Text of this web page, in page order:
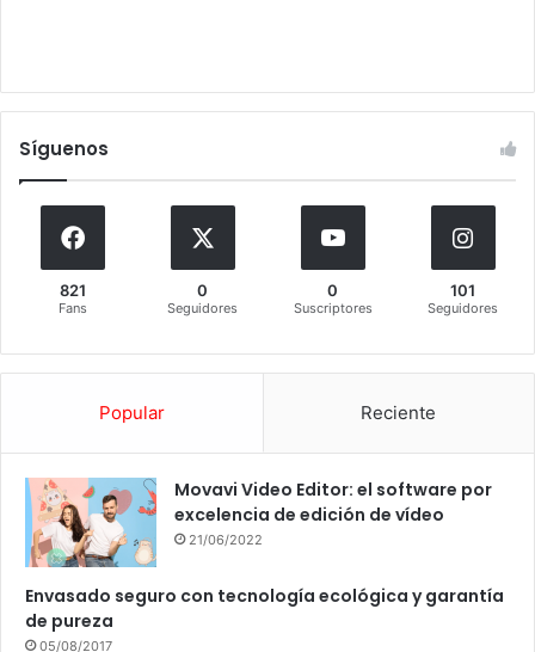
Síguenos
821
Fans
0
Seguidores
0
Suscriptores
101
Seguidores
Popular Reciente
Movavi Video Editor: el software por
excelencia de edición de vídeo
21/06/2022
Envasado seguro con tecnología ecológica y garantía
de pureza
05/08/2017